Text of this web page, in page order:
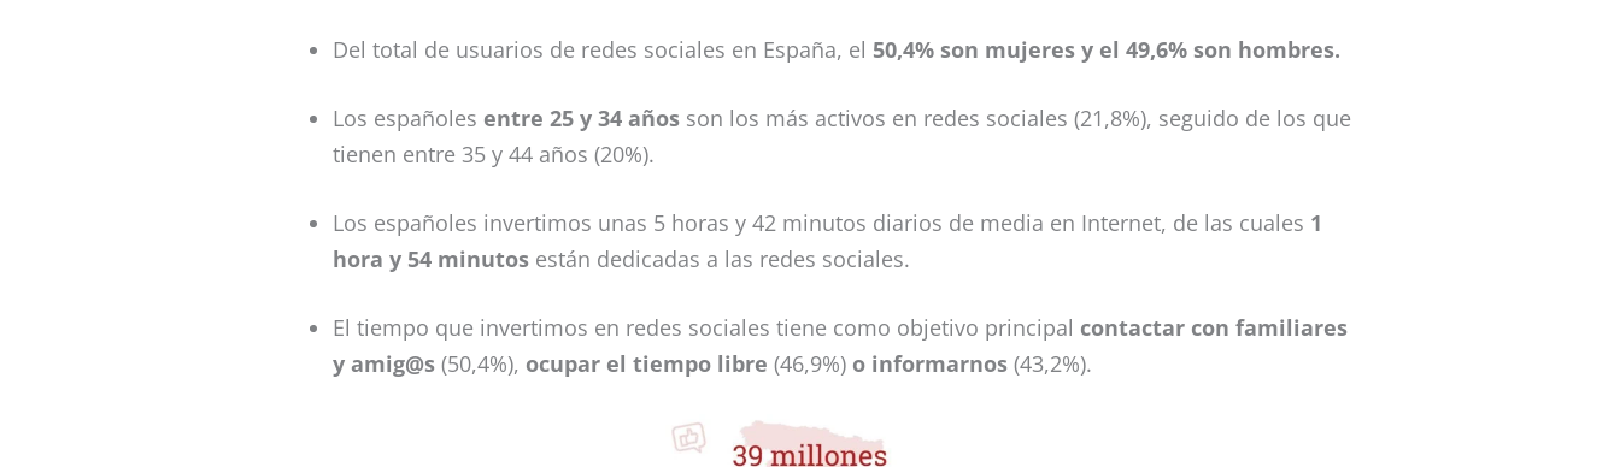
Del total de usuarios de redes sociales en España, el 50,4% son mujeres y el 49,6% son hombres.
Los españoles entre 25 y 34 años son los más activos en redes sociales (21,8%), seguido de los que
tienen entre 35 y 44 años (20%).
Los españoles invertimos unas 5 horas y 42 minutos diarios de media en Internet, de las cuales 1
hora y 54 minutos están dedicadas a las redes sociales.
El tiempo que invertimos en redes sociales tiene como objetivo principal contactar con familiares
y amig@s (50,4%), ocupar el tiempo libre (46,9%) o informarnos (43,2%).